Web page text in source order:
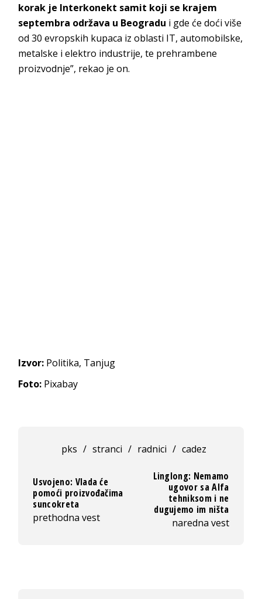
korak je Interkonekt samit koji se krajem
septembra održava u Beogradu i gde će doći više
od 30 evropskih kupaca iz oblasti IT, automobilske,
metalske i elektro industrije, te prehrambene
proizvodnje”, rekao je on.
Izvor: Politika, Tanjug
Foto: Pixabay
pks / stranci / radnici / cadez
Usvojeno: Vlada će
pomoći proizvođačima
suncokreta
prethodna vest
Linglong: Nemamo
ugovor sa Alfa
tehniksom i ne
dugujemo im ništa
naredna vest